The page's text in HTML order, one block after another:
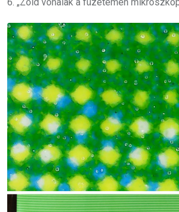
6. „Zöld vonalak a füzetemen